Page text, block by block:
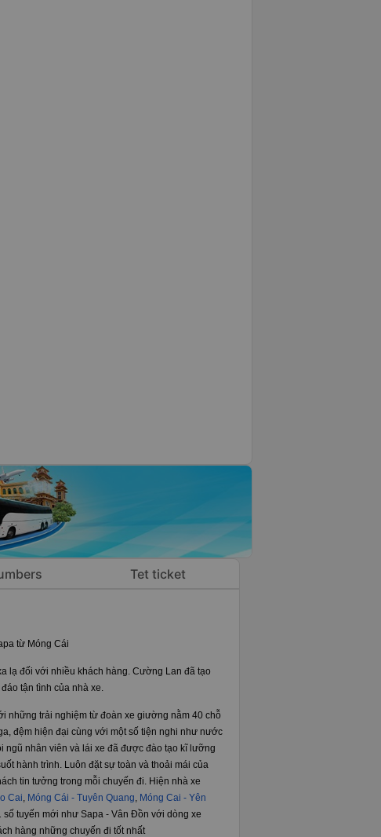
Tet ticket
từ Móng Cái
lạ đối với nhiều khách hàng. Cường Lan đã tạo
tận tình của nhà xe.
những trải nghiệm từ đoàn xe giường nằm 40 chỗ
đệm hiện đại cùng với một số tiện nghi như nước
ngũ nhân viên và lái xe đã được đào tạo kĩ lưỡng
hành trình. Luôn đặt sự toàn và thoải mái của
tin tưởng trong mỗi chuyến đi. Hiện nhà xe
Cai Móng Cái - Tuyên Quang Móng Cai - Yên
số tuyến mới như Sapa - Vân Đồn với dòng xe
hàng những chuyến đi tốt nhất